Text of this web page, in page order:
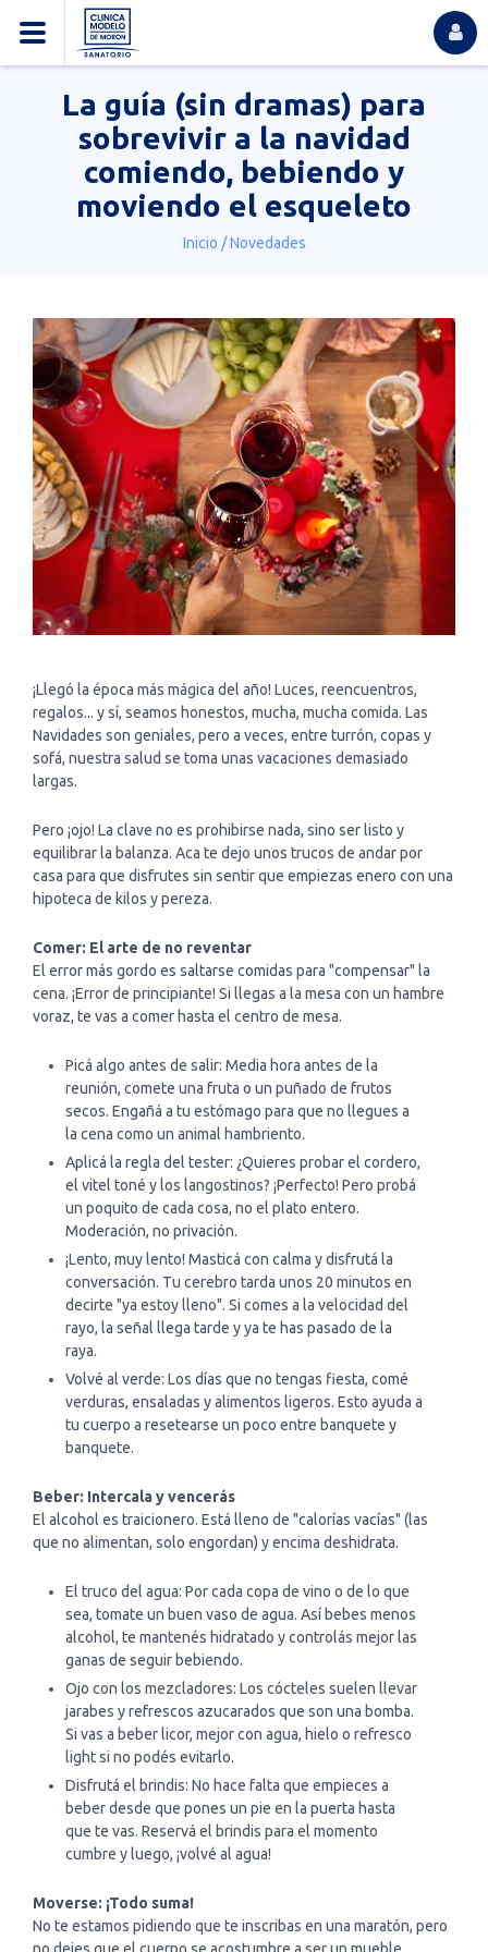
La guía (sin dramas) para
sobrevivir a la navidad
comiendo, bebiendo y
moviendo el esqueleto
Inicio /Novedades
¡Llegó la época más mágica del año! Luces, reencuentros,
regalos... y sí, seamos honestos, mucha, mucha comida. Las
Navidades son geniales, pero a veces, entre turrón, copas y
sofá, nuestra salud se toma unas vacaciones demasiado
largas.
Pero ¡ojo! La clave no es prohibirse nada, sino ser listo y
equilibrar la balanza. Aca te dejo unos trucos de andar por
casa para que disfrutes sin sentir que empiezas enero con una
hipoteca de kilos y pereza.
Comer: El arte de no reventar
El error más gordo es saltarse comidas para "compensar" la
cena. ¡Error de principiante! Si llegas a la mesa con un hambre
voraz, te vas a comer hasta el centro de mesa.
Picá algo antes de salir: Media hora antes de la
reunión, comete una fruta o un puñado de frutos
secos. Engañá a tu estómago para que no llegues a
la cena como un animal hambriento.
Aplicá la regla del tester: ¿Quieres probar el cordero,
el vitel toné y los langostinos? ¡Perfecto! Pero probá
un poquito de cada cosa, no el plato entero.
Moderación, no privación.
¡Lento, muy lento! Masticá con calma y disfrutá la
conversación. Tu cerebro tarda unos 20 minutos en
decirte "ya estoy lleno". Si comes a la velocidad del
rayo, la señal llega tarde y ya te has pasado de la
raya.
Volvé al verde: Los días que no tengas fiesta, comé
verduras, ensaladas y alimentos ligeros. Esto ayuda a
tu cuerpo a resetearse un poco entre banquete y
banquete.
Beber: Intercala y vencerás
El alcohol es traicionero. Está lleno de "calorías vacías" (las
que no alimentan, solo engordan) y encima deshidrata.
El truco del agua: Por cada copa de vino o de lo que
sea, tomate un buen vaso de agua. Así bebes menos
alcohol, te mantenés hidratado y controlás mejor las
ganas de seguir bebiendo.
Ojo con los mezcladores: Los cócteles suelen llevar
jarabes y refrescos azucarados que son una bomba.
Si vas a beber licor, mejor con agua, hielo o refresco
light si no podés evitarlo.
Disfrutá el brindis: No hace falta que empieces a
beber desde que pones un pie en la puerta hasta
que te vas. Reservá el brindis para el momento
cumbre y luego, ¡volvé al agua!
Moverse: ¡Todo suma!
No te estamos pidiendo que te inscribas en una maratón, pero